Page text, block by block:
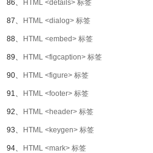
86、 HTML <details> 标签
87、 HTML <dialog> 标签
88、 HTML <embed> 标签
89、 HTML <figcaption> 标签
90、 HTML <figure> 标签
91、 HTML <footer> 标签
92、 HTML <header> 标签
93、 HTML <keygen> 标签
94、 HTML <mark> 标签